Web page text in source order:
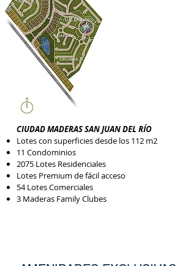
CIUDAD MADERAS SAN JUAN DEL RÍO
Lotes con superficies desde los 112 m2
11 Condominios
2075 Lotes Residenciales
Lotes Premium de fácil acceso
54 Lotes Comerciales
3 Maderas Family Clubes